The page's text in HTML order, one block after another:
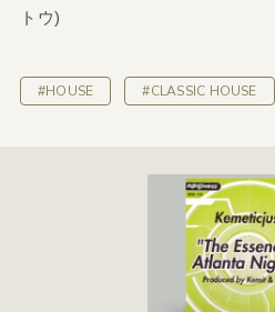
トウ)
#HOUSE #CLASSIC HOUSE